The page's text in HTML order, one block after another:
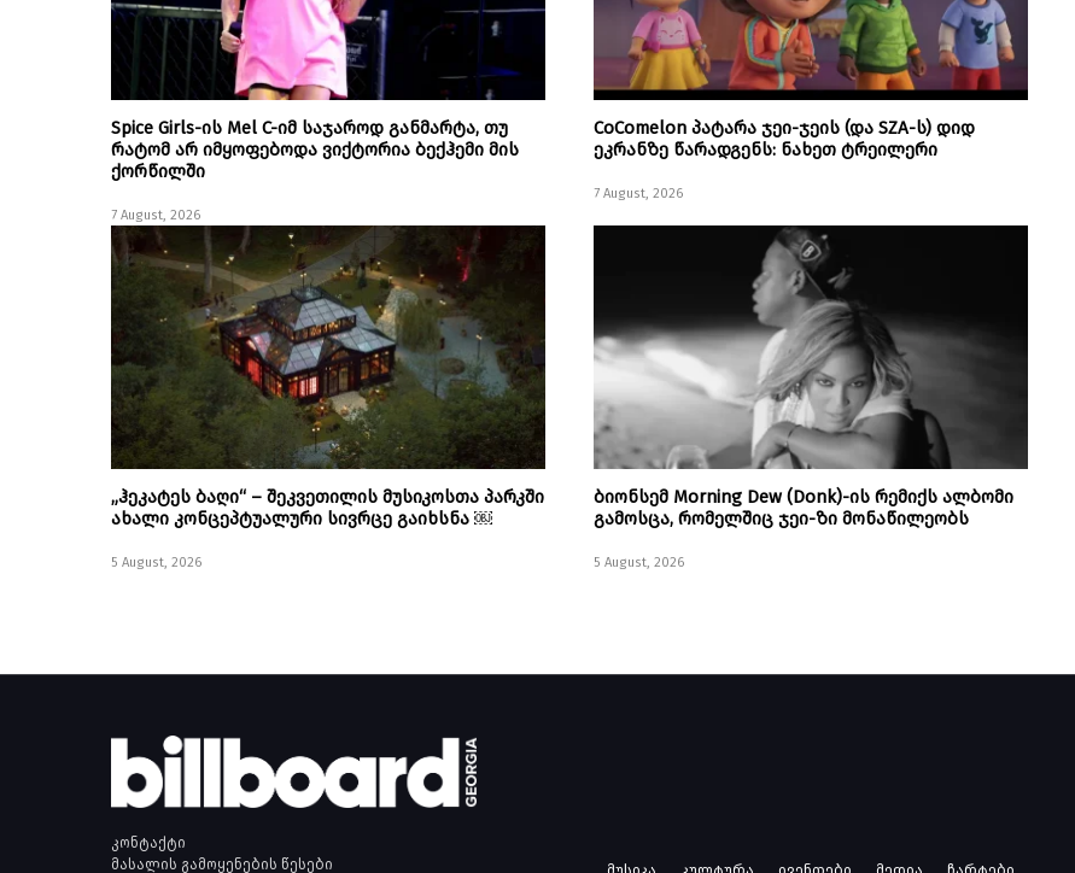
Spice Girls-ის Mel C-იმ საჯაროდ განმარტა, თუ
რატომ არ იმყოფებოდა ვიქტორია ბექჰემი მის
ქორწილში
7 August, 2026
CoComelon პატარა ჯეი-ჯეის (და SZA-ს) დიდ
ეკრანზე წარადგენს: ნახეთ ტრეილერი
7 August, 2026
„ჰეკატეს ბაღი“ – შეკვეთილის მუსიკოსთა პარკში
ახალი კონცეპტუალური სივრცე გაიხსნა ￼
5 August, 2026
ბიონსემ Morning Dew (Donk)-ის რემიქს ალბომი
გამოსცა, რომელშიც ჯეი-ზი მონაწილეობს
5 August, 2026
კონტაქტი
მასალის გამოყენების წესები
მუსიკა კულტურა ივენთები მედია ჩარტები